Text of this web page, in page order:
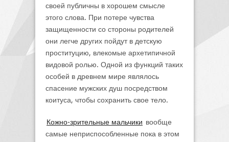
своей публичны в хорошем смысле
этого слова. При потере чувства
защищенности со стороны родителей
они легче других пойдут в детскую
проституцию, влекомые архетипичной
видовой ролью. Одной из функций таких
особей в древнем мире являлось
спасение мужских душ посредством
коитуса, чтобы сохранить свое тело.
Кожно-зрительные мальчики вообще
самые неприспособленные пока в этом